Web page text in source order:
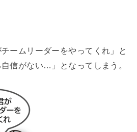
ームリーダーをやってくれ」と
信がない…」となってしまう。